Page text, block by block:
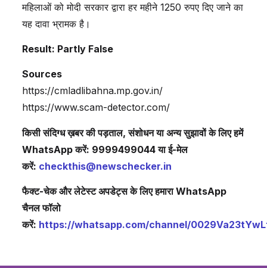
महिलाओं को मोदी सरकार द्वारा हर महीने 1250 रुपए दिए जाने का
यह दावा भ्रामक है।
Result: Partly False
Sources
https://cmladlibahna.mp.gov.in/
https://www.scam-detector.com/
किसी संदिग्ध ख़बर की पड़ताल, संशोधन या अन्य सुझावों के लिए हमें
WhatsApp करें: 9999499044 या ई-मेल
करें: checkthis@newschecker.in
फैक्ट-चेक और लेटेस्ट अपडेट्स के लिए हमारा WhatsApp
चैनल फॉलो
करें: https://whatsapp.com/channel/